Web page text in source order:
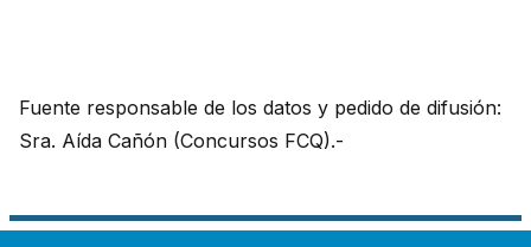
Fuente responsable de los datos y pedido de difusión:
Sra. Aída Cañón (Concursos FCQ).-